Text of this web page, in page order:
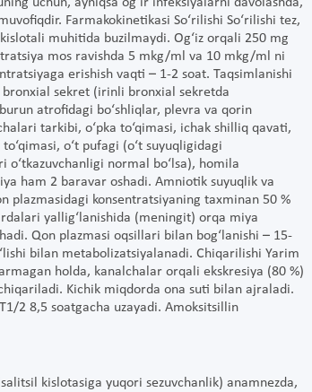
uchun, ayniqsa og‘ir infeksiyalarni davolashda,
Farmakokinetikasi So‘rilishi So‘rilishi tez,
muhitida buzilmaydi. Og‘iz orqali 250 mg
mos ravishda 5 mkg/ml va 10 mkg/ml ni
erishish vaqti – 1-2 soat. Taqsimlanishi
sekret (irinli bronxial sekretda
atrofidagi bo‘shliqlar, plevra va qorin
tarkibi, o‘pka to‘qimasi, ichak shilliq qavati,
o‘t pufagi (o‘t suyuqligidagi
o‘tkazuvchanligi normal bo‘lsa), homila
ham 2 baravar oshadi. Amniotik suyuqlik va
konsentratsiyaning taxminan 50 %
yallig‘lanishida (meningit) orqa miya
Qon plazmasi oqsillari bilan bog‘lanishi – 15-
bilan metabolizatsiyalanadi. Chiqarilishi Yarim
holda, kanalchalar orqali ekskresiya (80 %)
Kichik miqdorda ona suti bilan ajraladi.
2 8,5 soatgacha uzayadi. Amoksitsillin
kislotasiga yuqori sezuvchanlik) anamnezda,